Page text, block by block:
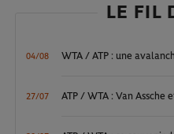
LE FIL
04/08 WTA / ATP : une
27/07 ATP / WTA : Van Assche